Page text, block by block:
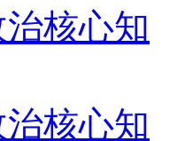
核心知
核心知